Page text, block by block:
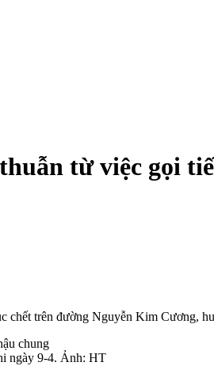
từ việc gọi
chết trên đường Nguyễn Kim Cương,
ngày 9-4. Ảnh: HT